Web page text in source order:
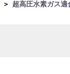
＞ 超高圧水素ガス適